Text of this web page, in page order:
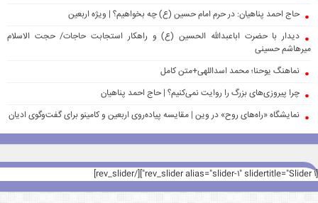
حاج احمد پناهیان: در حرم امام حسین (ع) چه بخواهیم؟ | ویژه اربعین
دیدار با حضرت اباعبدالله الحسین (ع) و راهکار استجابت حاجات/ حجت الاسلام
میرهاشم حسینی
نماهنگ یوحنا؛ محمد اسداللهی+متن کامل
چرا پیروزی‌های بزرگ را روایت نمی‌کنیم؟ | حاج احمد پناهیان
نمایشگاه «راه‌های روح» در وین | مقایسه پیاده‌روی اربعین و کامینو برای گفت‌وگوی ادیان
[rev_slider alias="slider-1" slidertitle="Slider 1"][/rev_slider]